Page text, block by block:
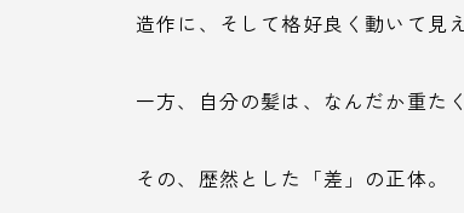
造作に、そして格好良く動いて見え
一方、自分の髪は、なんだか重た
その、歴然とした「差」の正体。